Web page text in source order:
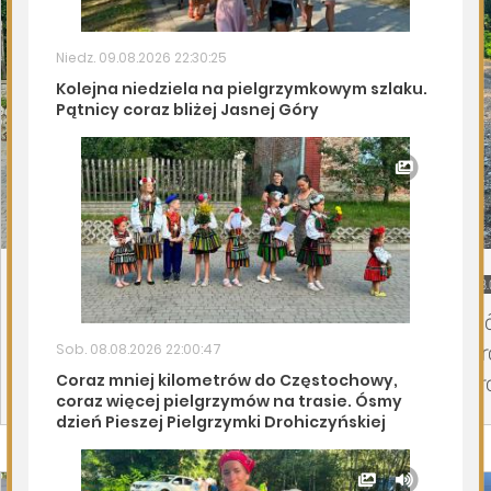
09.08.2026 Podlasie24
Coraz mniej kilometrów do Częstochowy,
coraz więcej pielgrzymów na trasie. Ósmy
dzień Pieszej Pielgrzymki Drohiczyńskiej
Mielnik